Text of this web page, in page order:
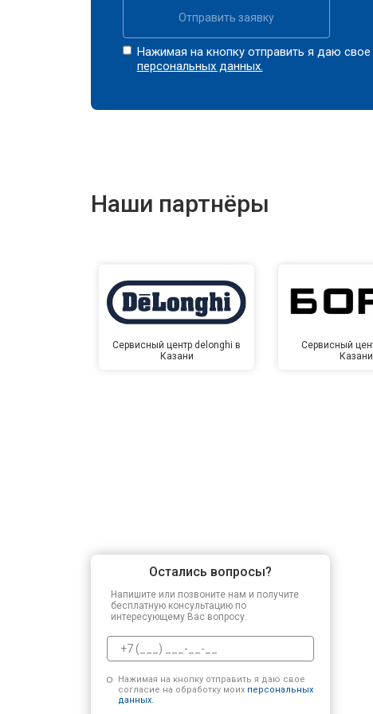
Отправить заявку
Нажимая на кнопку отправить я даю
персональных данных.
Наши партнёры
Сервисный центр delonghi в
Казани
Сервисный
Казани
Остались вопросы?
Напишите или позвоните нам и получите
бесплатную консультацию по
интересующему Вас вопросу.
Нажимая на кнопку отправить я даю свое
согласие на обработку моих персональных
данных.